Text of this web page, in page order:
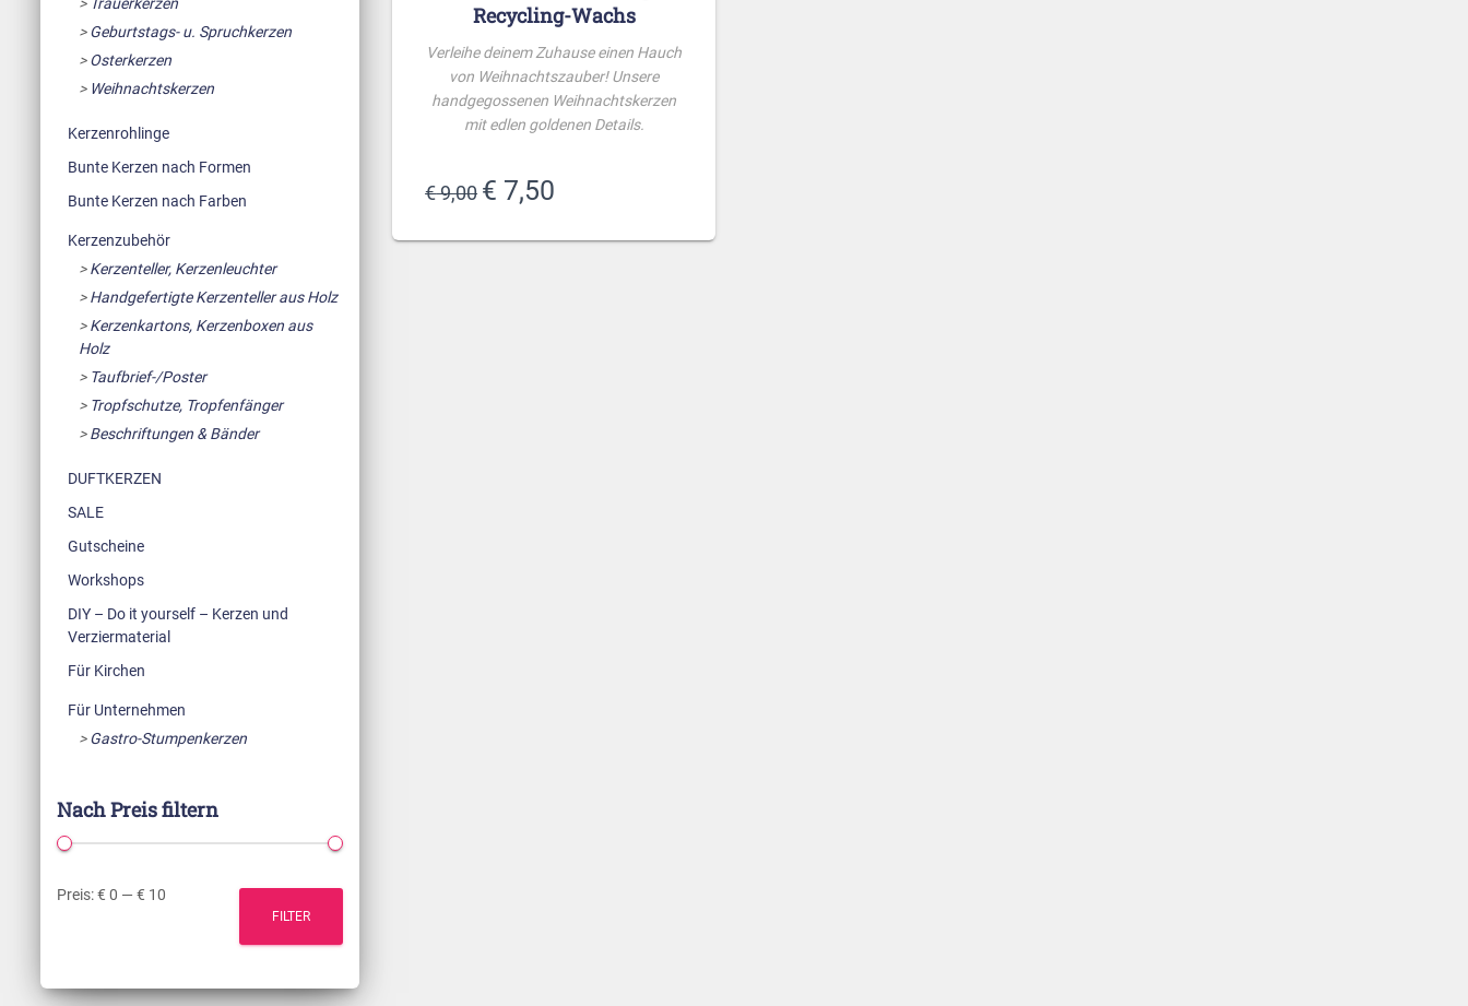
Geburtstags- u. Spruchkerzen
Osterkerzen
Weihnachtskerzen
Kerzenrohlinge
Bunte Kerzen nach Formen
Bunte Kerzen nach Farben
Kerzenzubehör
Kerzenteller, Kerzenleuchter
Handgefertigte Kerzenteller aus Holz
Kerzenkartons, Kerzenboxen aus
Holz
Taufbrief-/Poster
Tropfschutze, Tropfenfänger
Beschriftungen & Bänder
DUFTKERZEN
SALE
Gutscheine
Workshops
DIY – Do it yourself – Kerzen und
Verziermaterial
Für Kirchen
Für Unternehmen
Gastro-Stumpenkerzen
Nach Preis filtern
i
n
a
x
FILTER
Preis:€ 0 — € 10
Recycling-Wachs
Verleihe deinem Zuhause einen Hauch
von Weihnachtszauber! Unsere
handgegossenen Weihnachtskerzen
mit edlen goldenen Details.
€9,00 Ursprünglicher
Preis
€ 7,50